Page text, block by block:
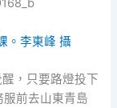
。李東峰 攝
，只要路燈投下
前去山東青島